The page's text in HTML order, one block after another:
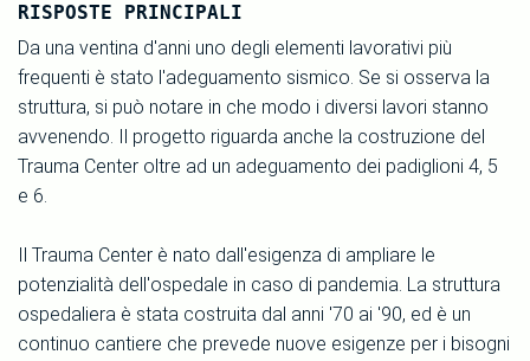
RISPOSTE PRINCIPALI
Da una ventina d'anni uno degli elementi lavorativi più
frequenti è stato l'adeguamento sismico. Se si osserva la
struttura, si può notare in che modo i diversi lavori stanno
avvenendo. Il progetto riguarda anche la costruzione del
Trauma Center oltre ad un adeguamento dei padiglioni 4, 5
e 6.
Il Trauma Center è nato dall'esigenza di ampliare le
potenzialità dell'ospedale in caso di pandemia. La struttura
ospedaliera è stata costruita dal anni '70 ai '90, ed è un
continuo cantiere che prevede nuove esigenze per i bisogni